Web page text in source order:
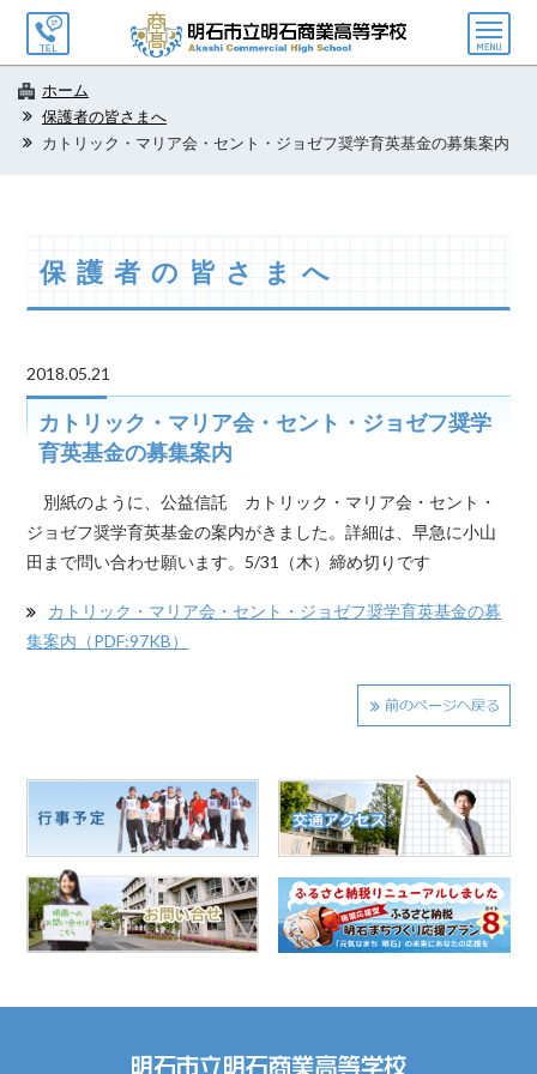
メ
ニ
ホーム
保護者の皆さまへ
カトリック・マリア会・セント・ジョゼフ奨学育英基金の募集案内
保護者の皆さまへ
2018.05.21
カトリック・マリア会・セント・ジョゼフ奨学
育英基金の募集案内
別紙のように、公益信託 カトリック・マリア会・セント・
ジョゼフ奨学育英基金の案内がきました。詳細は、早急に小山
田まで問い合わせ願います。5/31（木）締め切りです
カトリック・マリア会・セント・ジョゼフ奨学育英基金の募
集案内（PDF:97KB）